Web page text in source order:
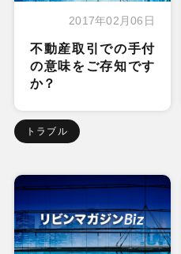
2017年02月06日
不動産取引での手付
の意味をご存知です
か？
トラブル